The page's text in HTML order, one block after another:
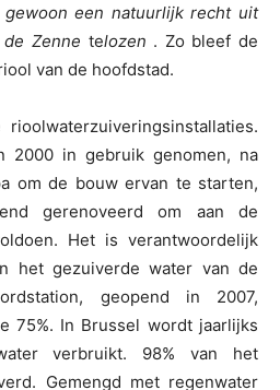
een natuurlijk recht uit
Zenne telozen . Zo bleef de
van de hoofdstad.
2000 in gebruik genomen, na
om de bouw ervan te starten,
gerenoveerd om aan de
Het is verantwoordelijk
het gezuiverde water van de
geopend in 2007,
75%. In Brussel wordt jaarlijks
verbruikt. 98% van het
Gemengd met regenwater